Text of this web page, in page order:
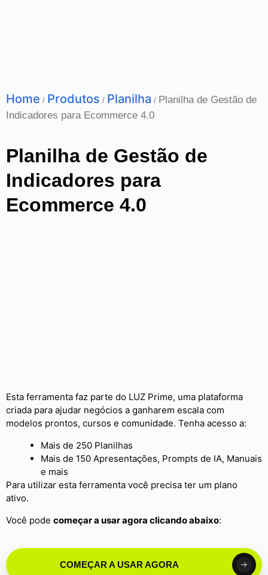
Home / Produtos / Planilha / Planilha de Gestão de
Indicadores para Ecommerce 4.0
Planilha de Gestão de
Indicadores para
Ecommerce 4.0
Esta ferramenta faz parte do LUZ Prime, uma plataforma
criada para ajudar negócios a ganharem escala com
modelos prontos, cursos e comunidade. Tenha acesso a:
Mais de 250 Planilhas
Mais de 150 Apresentações, Prompts de IA, Manuais
e mais
Para utilizar esta ferramenta você precisa ter um plano
ativo.
Você pode começar a usar agora clicando abaixo:
COMEÇAR A USAR AGORA